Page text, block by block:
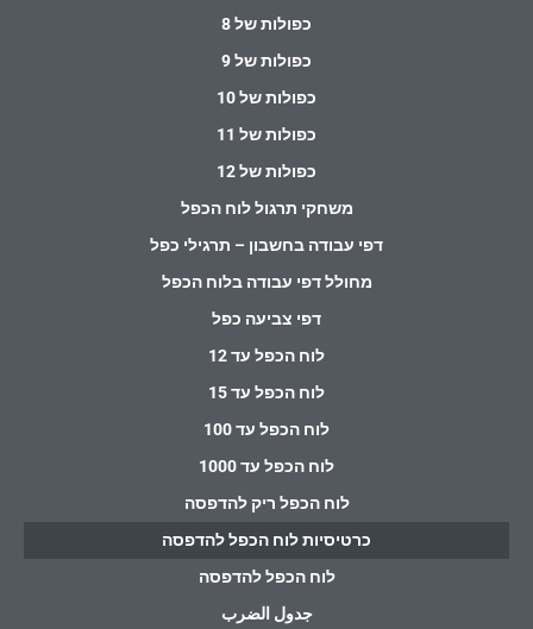
כפולות של 8
כפולות של 9
כפולות של 10
כפולות של 11
כפולות של 12
משחקי תרגול לוח הכפל
דפי עבודה בחשבון – תרגילי כפל
מחולל דפי עבודה בלוח הכפל
דפי צביעה כפל
לוח הכפל עד 12
לוח הכפל עד 15
לוח הכפל עד 100
לוח הכפל עד 1000
לוח הכפל ריק להדפסה
כרטיסיות לוח הכפל להדפסה
לוח הכפל להדפסה
جدول الضرب